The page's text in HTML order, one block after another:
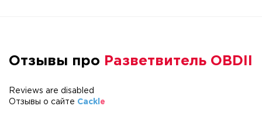
Отзывы про Разветвитель OBDII
Reviews are disabled
Отзывы о сайте Cackl e